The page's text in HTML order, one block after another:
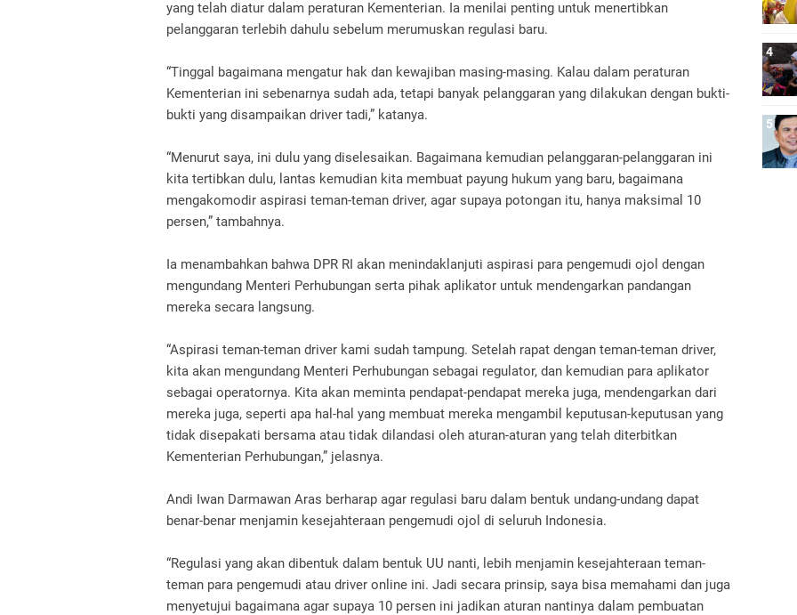
yang telah diatur dalam peraturan Kementerian. Ia menilai penting untuk menertibkan
pelanggaran terlebih dahulu sebelum merumuskan regulasi baru.
“Tinggal bagaimana mengatur hak dan kewajiban masing-masing. Kalau dalam peraturan
Kementerian ini sebenarnya sudah ada, tetapi banyak pelanggaran yang dilakukan dengan bukti-
bukti yang disampaikan driver tadi,” katanya.
“Menurut saya, ini dulu yang diselesaikan. Bagaimana kemudian pelanggaran-pelanggaran ini
kita tertibkan dulu, lantas kemudian kita membuat payung hukum yang baru, bagaimana
mengakomodir aspirasi teman-teman driver, agar supaya potongan itu, hanya maksimal 10
persen,” tambahnya.
Ia menambahkan bahwa DPR RI akan menindaklanjuti aspirasi para pengemudi ojol dengan
mengundang Menteri Perhubungan serta pihak aplikator untuk mendengarkan pandangan
mereka secara langsung.
“Aspirasi teman-teman driver kami sudah tampung. Setelah rapat dengan teman-teman driver,
kita akan mengundang Menteri Perhubungan sebagai regulator, dan kemudian para aplikator
sebagai operatornya. Kita akan meminta pendapat-pendapat mereka juga, mendengarkan dari
mereka juga, seperti apa hal-hal yang membuat mereka mengambil keputusan-keputusan yang
tidak disepakati bersama atau tidak dilandasi oleh aturan-aturan yang telah diterbitkan
Kementerian Perhubungan,” jelasnya.
Andi Iwan Darmawan Aras berharap agar regulasi baru dalam bentuk undang-undang dapat
benar-benar menjamin kesejahteraan pengemudi ojol di seluruh Indonesia.
“Regulasi yang akan dibentuk dalam bentuk UU nanti, lebih menjamin kesejahteraan teman-
teman para pengemudi atau driver online ini. Jadi secara prinsip, saya bisa memahami dan juga
menyetujui bagaimana agar supaya 10 persen ini jadikan aturan nantinya dalam pembuatan